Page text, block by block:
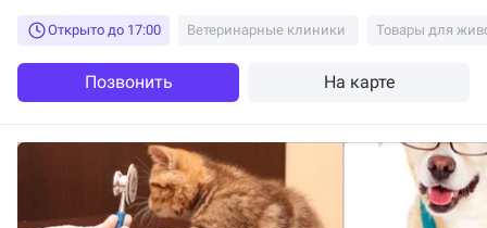
Открыто до 17:00
Ветеринарные клиники Товары для
Позвонить На карте